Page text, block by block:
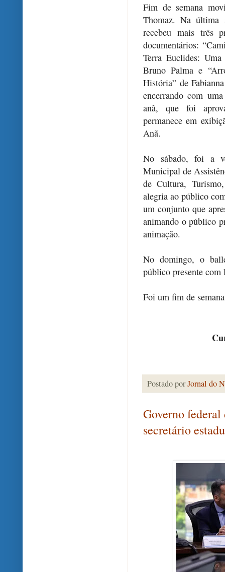
Fim de semana
Thomaz. Na última
recebeu mais três
documentários:
Terra Euclides:
Bruno Palma e
História” de
encerrando com
anã, que foi
permanece em
Anã.
No sábado, foi a
Municipal de
de Cultura,
alegria ao público
um conjunto que
animando o público
animação.
No domingo, o
público presente com
Foi um fim de
Postado porJornal do
Governo
secretário